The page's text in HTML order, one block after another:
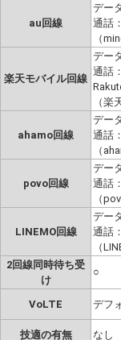
au回線
デー
通話
（
楽天モバイル回線
デー
通話
（楽
ahamo回線
デー
通話
（
povo回線
デー
通話
（
LINEMO回線
デー
通話
（
2回線同時待ち受
け
○
VoLTE デフ
技適の有無 なし